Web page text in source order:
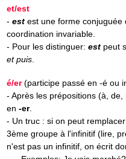
et/est
- est est une forme
coordination invariable.
- Pour les distinguer: est peut
et puis
é/er(participe passé en -é ou
- Après les prépositions (à,
en -er.
- Un truc : si on peut
3ème groupe à l'infinitif (lire,
n'est pas un infinitif, on écrit